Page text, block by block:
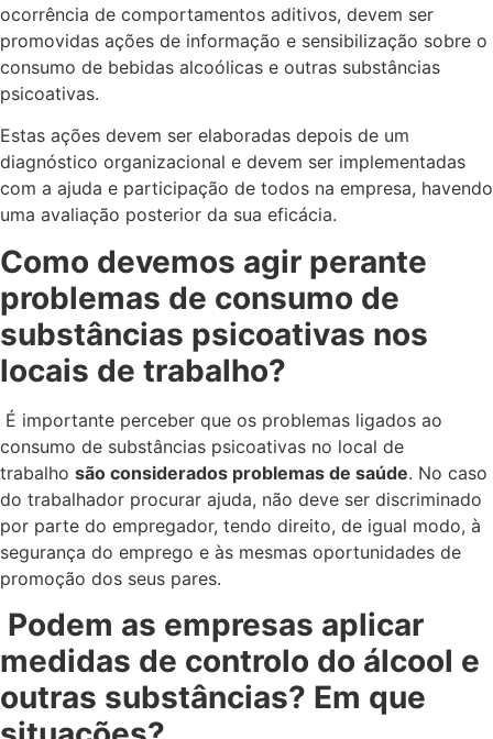
ocorrência de comportamentos aditivos, devem ser
promovidas ações de informação e sensibilização sobre o
consumo de bebidas alcoólicas e outras substâncias
psicoativas.
Estas ações devem ser elaboradas depois de um
diagnóstico organizacional e devem ser implementadas
com a ajuda e participação de todos na empresa, havendo
uma avaliação posterior da sua eficácia.
Como devemos agir perante
problemas de consumo de
substâncias psicoativas nos
locais de trabalho?
É importante perceber que os problemas ligados ao
consumo de substâncias psicoativas no local de
trabalho são considerados problemas de saúde. No caso
do trabalhador procurar ajuda, não deve ser discriminado
por parte do empregador, tendo direito, de igual modo, à
segurança do emprego e às mesmas oportunidades de
promoção dos seus pares.
Podem as empresas aplicar
medidas de controlo do álcool e
outras substâncias? Em que